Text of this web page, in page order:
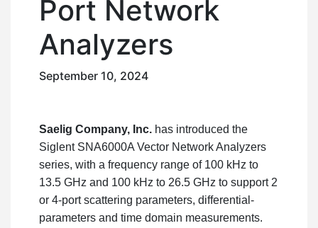
Port Network
Analyzers
September 10, 2024
Saelig Company, Inc. has introduced the
Siglent SNA6000A Vector Network Analyzers
series, with a frequency range of 100 kHz to
13.5 GHz and 100 kHz to 26.5 GHz to support 2
or 4-port scattering parameters, differential-
parameters and time domain measurements.